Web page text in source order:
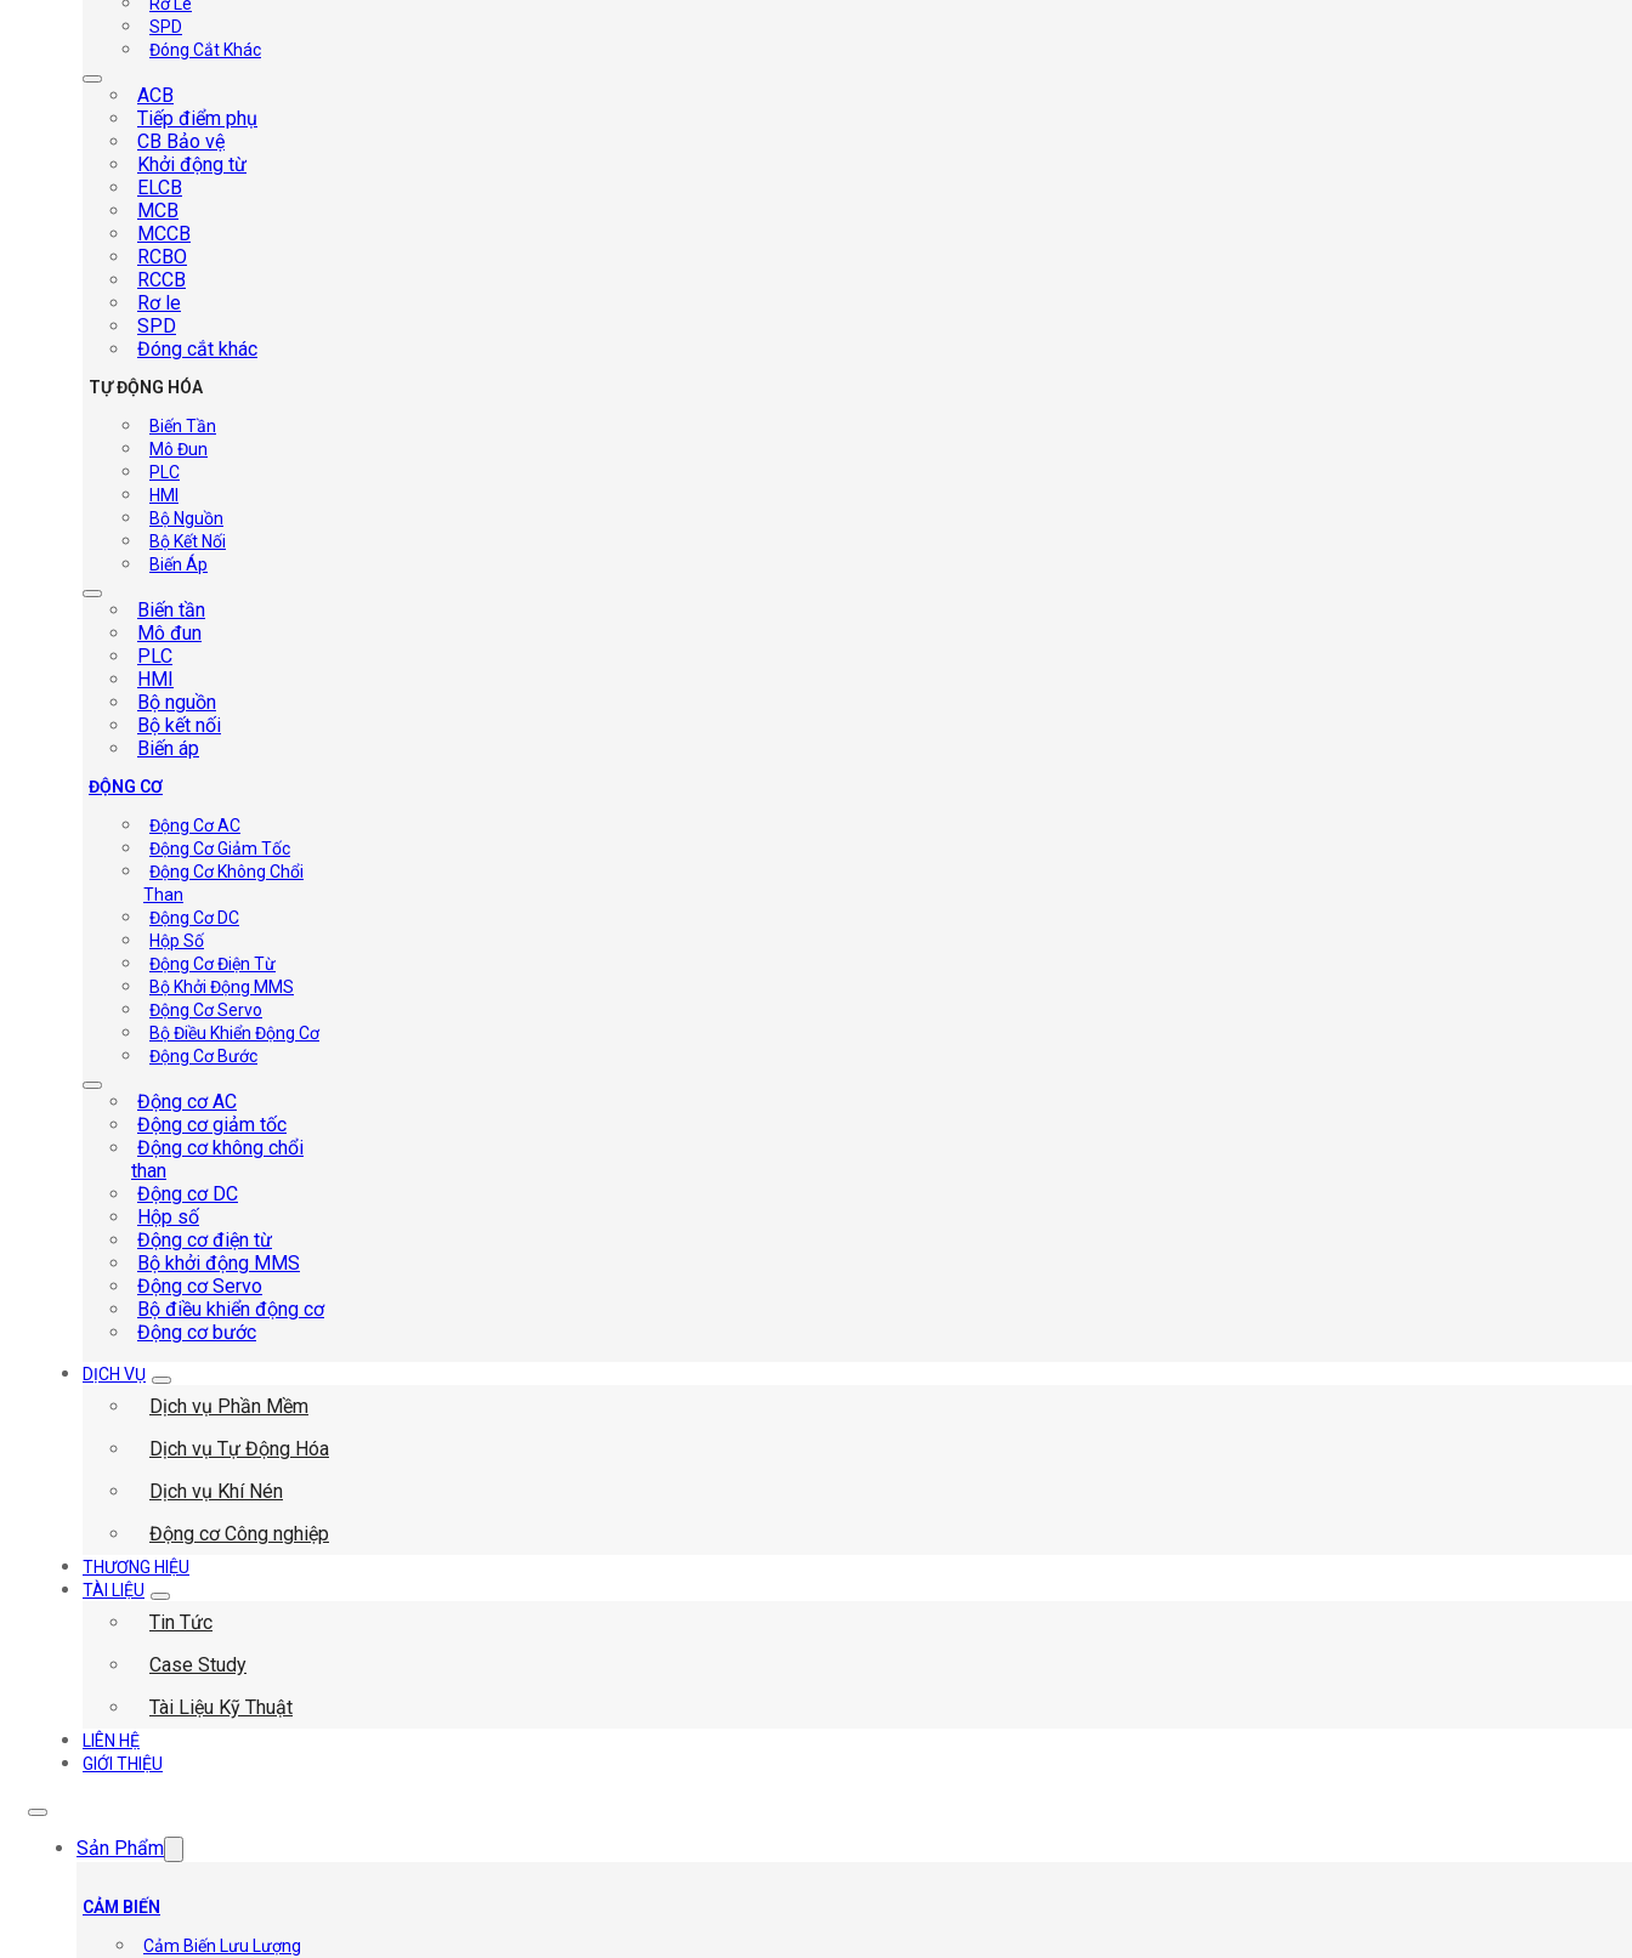
Rơ Le
SPD
Đóng Cắt Khác
ACB
Tiếp điểm phụ
CB Bảo vệ
Khởi động từ
ELCB
MCB
MCCB
RCBO
RCCB
Rơ le
SPD
Đóng cắt khác
TỰ ĐỘNG HÓA
Biến Tần
Mô Đun
PLC
HMI
Bộ Nguồn
Bộ Kết Nối
Biến Áp
Biến tần
Mô đun
PLC
HMI
Bộ nguồn
Bộ kết nối
Biến áp
ĐỘNG CƠ
Động Cơ AC
Động Cơ Giảm Tốc
Động Cơ Không Chổi
Than
Động Cơ DC
Hộp Số
Động Cơ Điện Từ
Bộ Khởi Động MMS
Động Cơ Servo
Bộ Điều Khiển Động Cơ
Động Cơ Bước
Động cơ AC
Động cơ giảm tốc
Động cơ không chổi
than
Động cơ DC
Hộp số
Động cơ điện từ
Bộ khởi động MMS
Động cơ Servo
Bộ điều khiển động cơ
Động cơ bước
DỊCH VỤ
Dịch vụ Phần Mềm
Dịch vụ Tự Động Hóa
Dịch vụ Khí Nén
Động cơ Công nghiệp
THƯƠNG HIỆU
TÀI LIỆU
Tin Tức
Case Study
Tài Liệu Kỹ Thuật
LIÊN HỆ
GIỚI THIỆU
Sản Phẩm
CẢM BIẾN
Cảm Biến Lưu Lượng